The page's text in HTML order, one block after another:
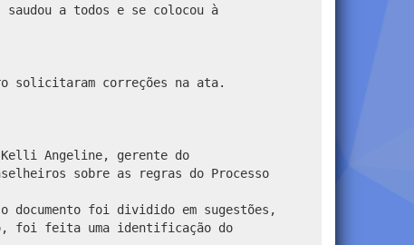
saudou a todos e se colocou à
solicitaram correções na ata.
Angeline, gerente do
sobre as regras do Processo
foi dividido em sugestões,
foi feita uma identificação do